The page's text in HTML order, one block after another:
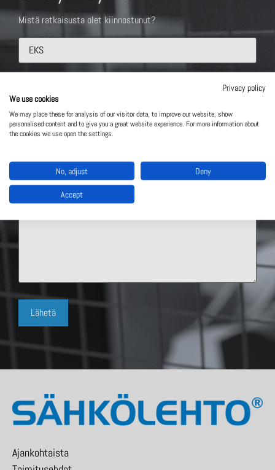
Mistä ratkaisusta olet kiinnostunut?
Ajankohtaista
Privacy policy
We use cookies
We may place these for analysis of our visitor data, to improve our website, show
personalised content and to give you a great website experience. For more information about
the cookies we use open the settings.
No, adjust Deny
Accept